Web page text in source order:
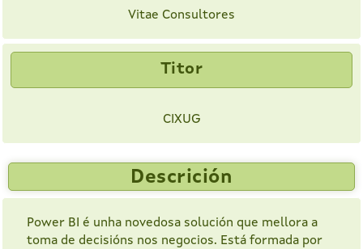
Vitae Consultores
Titor
CIXUG
Descrición
Power BI é unha novedosa solución que mellora a
toma de decisións nos negocios. Está formada por